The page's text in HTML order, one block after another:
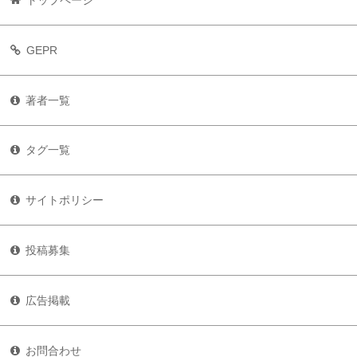
GEPR
著者一覧
タグ一覧
サイトポリシー
投稿募集
広告掲載
お問合わせ